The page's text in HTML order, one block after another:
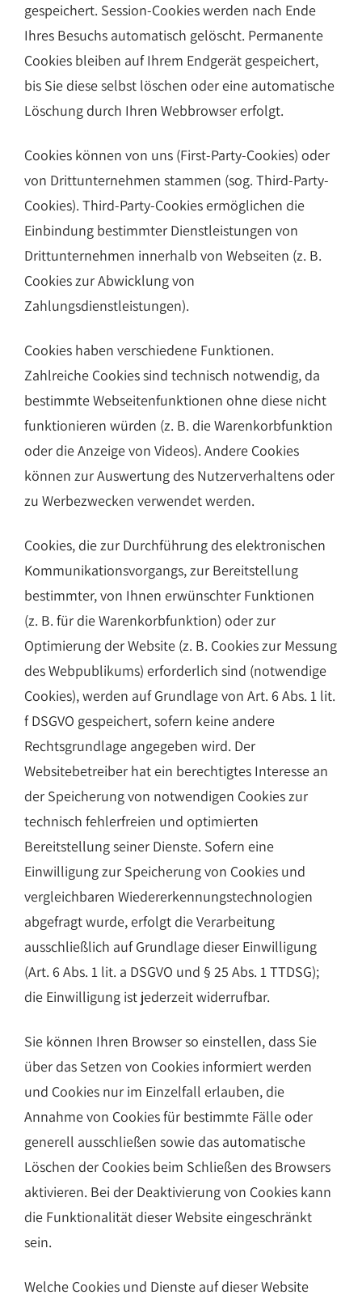
gespeichert. Session-Cookies werden nach Ende
Ihres Besuchs automatisch gelöscht. Permanente
Cookies bleiben auf Ihrem Endgerät gespeichert,
bis Sie diese selbst löschen oder eine automatische
Löschung durch Ihren Webbrowser erfolgt.
Cookies können von uns (First-Party-Cookies) oder
von Drittunternehmen stammen (sog. Third-Party-
Cookies). Third-Party-Cookies ermöglichen die
Einbindung bestimmter Dienstleistungen von
Drittunternehmen innerhalb von Webseiten (z. B.
Cookies zur Abwicklung von
Zahlungsdienstleistungen).
Cookies haben verschiedene Funktionen.
Zahlreiche Cookies sind technisch notwendig, da
bestimmte Webseitenfunktionen ohne diese nicht
funktionieren würden (z. B. die Warenkorbfunktion
oder die Anzeige von Videos). Andere Cookies
können zur Auswertung des Nutzerverhaltens oder
zu Werbezwecken verwendet werden.
Cookies, die zur Durchführung des elektronischen
Kommunikationsvorgangs, zur Bereitstellung
bestimmter, von Ihnen erwünschter Funktionen
(z. B. für die Warenkorbfunktion) oder zur
Optimierung der Website (z. B. Cookies zur Messung
des Webpublikums) erforderlich sind (notwendige
Cookies), werden auf Grundlage von Art. 6 Abs. 1 lit.
f DSGVO gespeichert, sofern keine andere
Rechtsgrundlage angegeben wird. Der
Websitebetreiber hat ein berechtigtes Interesse an
der Speicherung von notwendigen Cookies zur
technisch fehlerfreien und optimierten
Bereitstellung seiner Dienste. Sofern eine
Einwilligung zur Speicherung von Cookies und
vergleichbaren Wiedererkennungstechnologien
abgefragt wurde, erfolgt die Verarbeitung
ausschließlich auf Grundlage dieser Einwilligung
(Art. 6 Abs. 1 lit. a DSGVO und § 25 Abs. 1 TTDSG);
die Einwilligung ist jederzeit widerrufbar.
Sie können Ihren Browser so einstellen, dass Sie
über das Setzen von Cookies informiert werden
und Cookies nur im Einzelfall erlauben, die
Annahme von Cookies für bestimmte Fälle oder
generell ausschließen sowie das automatische
Löschen der Cookies beim Schließen des Browsers
aktivieren. Bei der Deaktivierung von Cookies kann
die Funktionalität dieser Website eingeschränkt
sein.
Welche Cookies und Dienste auf dieser Website